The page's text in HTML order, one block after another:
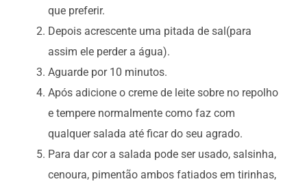
que preferir.
Depois acrescente uma pitada de sal(para
assim ele perder a água).
Aguarde por 10 minutos.
Após adicione o creme de leite sobre no repolho
e tempere normalmente como faz com
qualquer salada até ficar do seu agrado.
Para dar cor a salada pode ser usado, salsinha,
cenoura, pimentão ambos fatiados em tirinhas,